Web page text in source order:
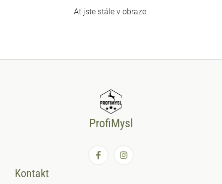
Ať jste stále v obraze.
ProfiMysl
Kontakt